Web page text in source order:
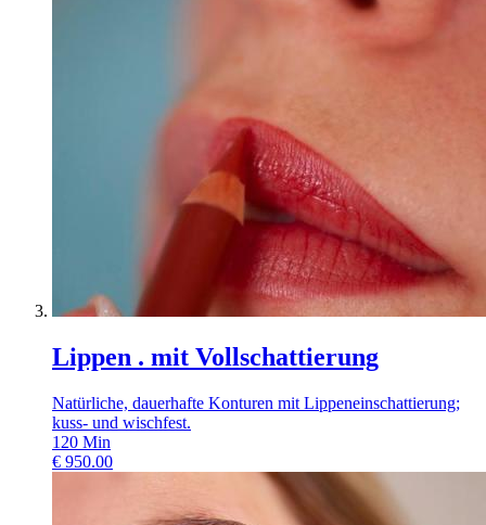
Lippen . mit Vollschattierung
Natürliche, dauerhafte Konturen mit Lippeneinschattierung;
kuss- und wischfest.
120 Min
€ 950.00